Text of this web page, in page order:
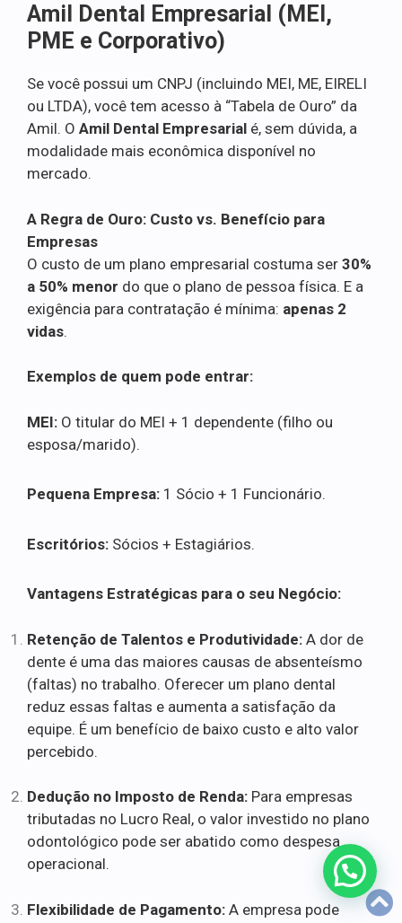
Amil Dental Empresarial (MEI,
PME e Corporativo)
Se você possui um CNPJ (incluindo MEI, ME, EIRELI
ou LTDA), você tem acesso à “Tabela de Ouro” da
Amil. O Amil Dental Empresarial é, sem dúvida, a
modalidade mais econômica disponível no
mercado.
A Regra de Ouro: Custo vs. Benefício para
Empresas
O custo de um plano empresarial costuma ser 30%
a 50% menor do que o plano de pessoa física. E a
exigência para contratação é mínima: apenas 2
vidas.
Exemplos de quem pode entrar:
MEI: O titular do MEI + 1 dependente (filho ou
esposa/marido).
Pequena Empresa: 1 Sócio + 1 Funcionário.
Escritórios: Sócios + Estagiários.
Vantagens Estratégicas para o seu Negócio:
Retenção de Talentos e Produtividade: A dor de
dente é uma das maiores causas de absenteísmo
(faltas) no trabalho. Oferecer um plano dental
reduz essas faltas e aumenta a satisfação da
equipe. É um benefício de baixo custo e alto valor
percebido.
Dedução no Imposto de Renda: Para empresas
tributadas no Lucro Real, o valor investido no plano
odontológico pode ser abatido como despesa
operacional.
Flexibilidade de Pagamento: A empresa pode